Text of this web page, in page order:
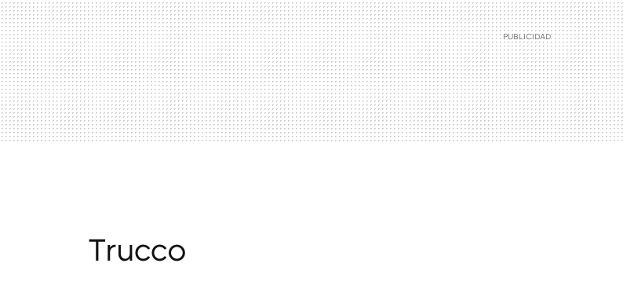
Trucco